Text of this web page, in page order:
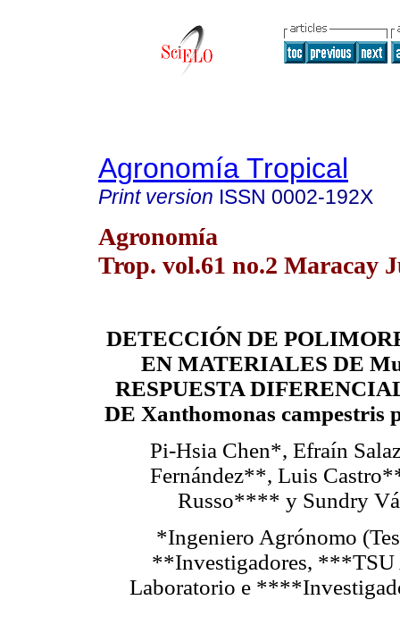
Agronomía Tropical
Print version ISSN 0002-192X
Agronomía
Trop. vol.61 no.2 Maracay
DETECCIÓN DE
EN MATERIALES DE
RESPUESTA
DE Xanthomonas campestris
Pi-Hsia Chen*, Efraín
Fernández**, Luis
Russo**** y Sundry
*Ingeniero Agrónomo
**Investigadores, ***TSU
Laboratorio e